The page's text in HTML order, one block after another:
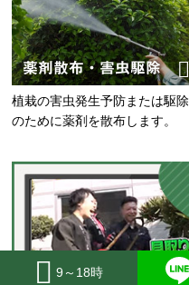
薬剤散布・害虫駆除
植栽の害虫発生予防または駆除
のために薬剤を散布します。
9～18時